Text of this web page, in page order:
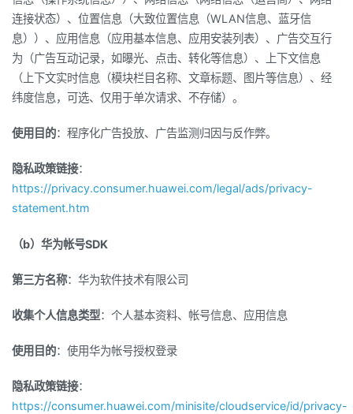
连接状态）、位置信息（大致位置信息（WLAN信息、蓝牙信
息））、应用信息（应用基本信息、应用安装列表）、广告交互行
为（广告互动记录，如曝光、点击、转化等信息）、上下文信息
（上下文实时信息（模块栏目名称、文章标题、图片等信息）、经
纬度信息，可选、仅用于单次请求、不存储）。
使用目的：程序化广告投放、广告监测归因与反作弊。
隐私政策链接：
https://privacy.consumer.huawei.com/legal/ads/privacy-
statement.htm
（b）华为帐号SDK
第三方名称：华为软件技术有限公司
收集个人信息类型：个人基本资料、帐号信息、应用信息
使用目的：使用华为帐号授权登录
隐私政策链接：
https://consumer.huawei.com/minisite/cloudservice/id/privacy-